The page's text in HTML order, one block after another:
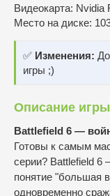
Видеокарта: Nvidia
Место на диске:
✅ Изменения:
игры ;)
Описание
Battlefield 6 —
Готовы к самым
серии? Battlefield 6
понятие "большая
одновременно